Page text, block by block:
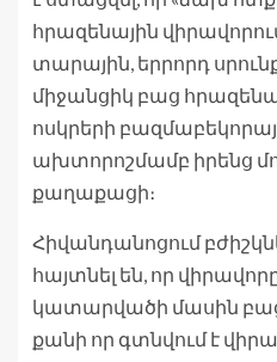
հրազենային
տարային, երրորդ
միջանցիկ բաց
ոսկրերի
ախտորոշմամբ իրենց
քաղաքացի։
Հիվանդանոցում
հայտնել են, որ
կատարվածի մասին
քանի որ գտնվում է